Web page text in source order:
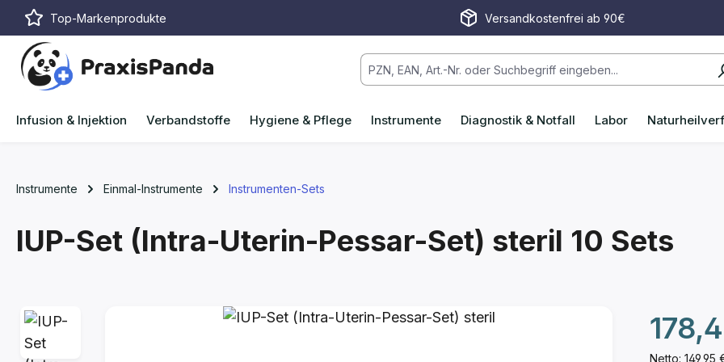
Hauptinhalt springen
Zur Suche springen
Zur Hauptnavigation springen
Top-Markenprodukte Versandkostenfrei ab 90€
Infusion & Injektion Verbandstoffe Hygiene & Pflege Instrumente Diagnostik & Notfall Labor
Instrumente Einmal-Instrumente Instrumenten-Sets
IUP-Set (Intra-Uterin-Pessar-Set) steril 10 Sets
Bildergalerie überspringen
Netto: 149,95
Regulärer